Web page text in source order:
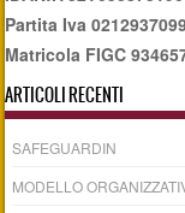
Partita Iva
Matricola FIGC
ARTICOLI RECENTI
SAFEGUARDIN
MODELLO